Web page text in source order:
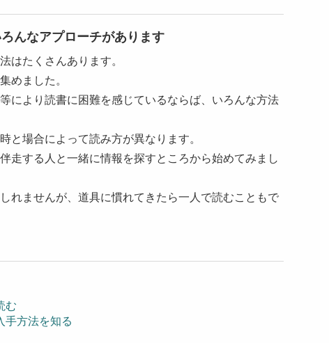
んなアプローチがあります
はたくさんあります。
めました。
により読書に困難を感じているならば、いろんな方法
と場合によって読み方が異なります。
走する人と一緒に情報を探すところから始めてみまし
れませんが、道具に慣れてきたら一人で読むこともで
む
手方法を知る